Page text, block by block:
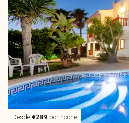
Desde €289 por noche